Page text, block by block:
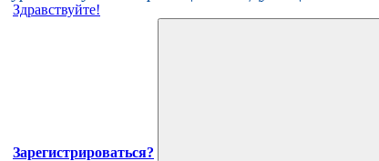
Здравствуйте!
Зарегистрироваться?